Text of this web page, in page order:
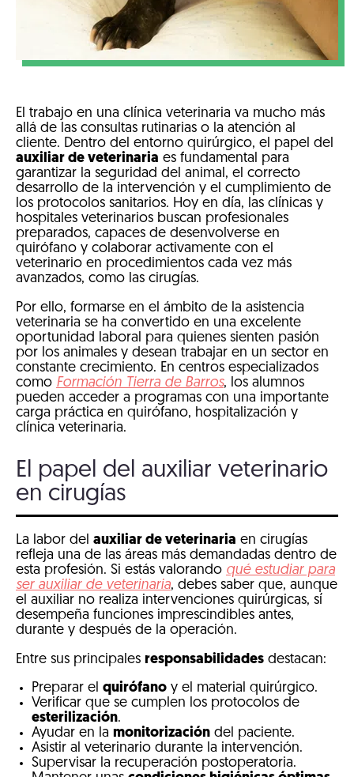
El trabajo en una clínica veterinaria va mucho más
allá de las consultas rutinarias o la atención al
cliente. Dentro del entorno quirúrgico, el papel del
auxiliar de veterinaria es fundamental para
garantizar la seguridad del animal, el correcto
desarrollo de la intervención y el cumplimiento de
los protocolos sanitarios. Hoy en día, las clínicas y
hospitales veterinarios buscan profesionales
preparados, capaces de desenvolverse en
quirófano y colaborar activamente con el
veterinario en procedimientos cada vez más
avanzados, como las cirugías.
Por ello, formarse en el ámbito de la asistencia
veterinaria se ha convertido en una excelente
oportunidad laboral para quienes sienten pasión
por los animales y desean trabajar en un sector en
constante crecimiento. En centros especializados
como Formación Tierra de Barros, los alumnos
pueden acceder a programas con una importante
carga práctica en quirófano, hospitalización y
clínica veterinaria.
El papel del auxiliar veterinario
en cirugías
La labor del auxiliar de veterinaria en cirugías
refleja una de las áreas más demandadas dentro de
esta profesión. Si estás valorando qué estudiar para
ser auxiliar de veterinaria, debes saber que, aunque
el auxiliar no realiza intervenciones quirúrgicas, sí
desempeña funciones imprescindibles antes,
durante y después de la operación.
Entre sus principales responsabilidades destacan:
Preparar el quirófano y el material quirúrgico.
Verificar que se cumplen los protocolos de
esterilización.
Ayudar en la monitorización del paciente.
Asistir al veterinario durante la intervención.
Supervisar la recuperación postoperatoria.